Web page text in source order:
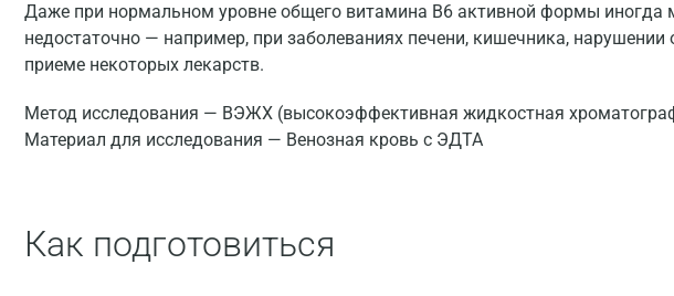
Даже при нормальном уровне общего витамина B6 активной формы иногда
недостаточно — например, при заболеваниях печени, кишечника, нарушении
приеме некоторых лекарств.
Метод исследования — ВЭЖХ (высокоэффективная жидкостная
Материал для исследования — Венозная кровь с ЭДТА
Как подготовиться